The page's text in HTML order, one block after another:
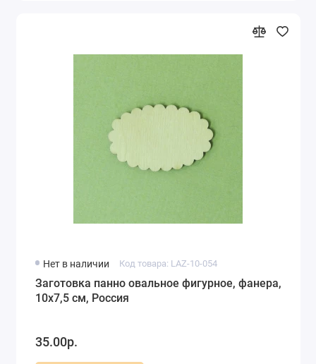
Нет в наличии Код товара: LAZ-10-054
Заготовка панно овальное фигурное, фанера,
10х7,5 см, Россия
35.00р.